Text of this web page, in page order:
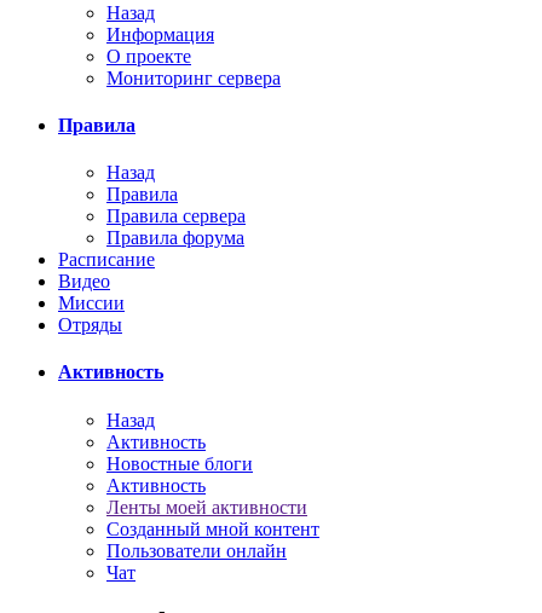
Назад
Информация
О проекте
Мониторинг сервера
Правила
Назад
Правила
Правила сервера
Правила форума
Расписание
Видео
Миссии
Отряды
Активность
Назад
Активность
Новостные блоги
Активность
Ленты моей активности
Созданный мной контент
Пользователи онлайн
Чат